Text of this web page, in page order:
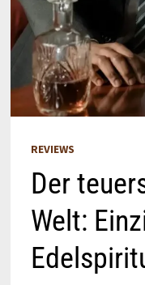
REVIEWS
Der
Welt: